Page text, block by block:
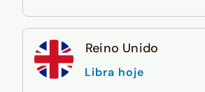
Reino Unido
Libra hoje